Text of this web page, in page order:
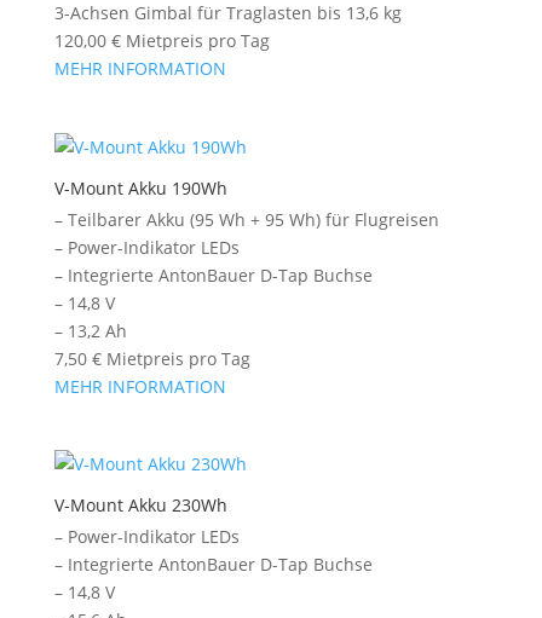
3-Achsen Gimbal für Traglasten bis 13,6 kg
120,00 €Mietpreis pro Tag
MEHR INFORMATION
V-Mount Akku 190Wh
– Teilbarer Akku (95 Wh + 95 Wh) für Flugreisen
– Power-Indikator LEDs
– Integrierte AntonBauer D-Tap Buchse
– 14,8 V
– 13,2 Ah
7,50 €Mietpreis pro Tag
MEHR INFORMATION
V-Mount Akku 230Wh
– Power-Indikator LEDs
– Integrierte AntonBauer D-Tap Buchse
– 14,8 V